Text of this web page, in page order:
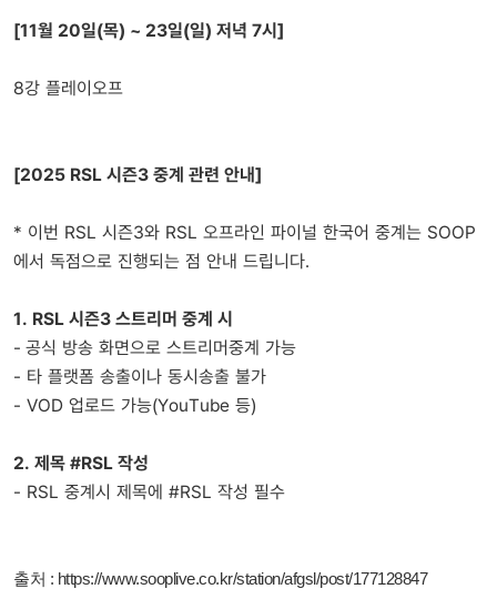
[11월 20일(목) ~ 23일(일) 저녁 7시]
8강 플레이오프
[2025 RSL 시즌3 중계 관련 안내]
* 이번 RSL 시즌3와 RSL 오프라인 파이널 한국어 중계는 SOOP
에서 독점으로 진행되는 점 안내 드립니다.
1. RSL 시즌3 스트리머 중계 시
- 공식 방송 화면으로 스트리머중계 가능
- 타 플랫폼 송출이나 동시송출 불가
- VOD 업로드 가능(YouTube 등)
2. 제목 #RSL 작성
- RSL 중계시 제목에 #RSL 작성 필수
출처 : https://www.sooplive.co.kr/station/afgsl/post/177128847